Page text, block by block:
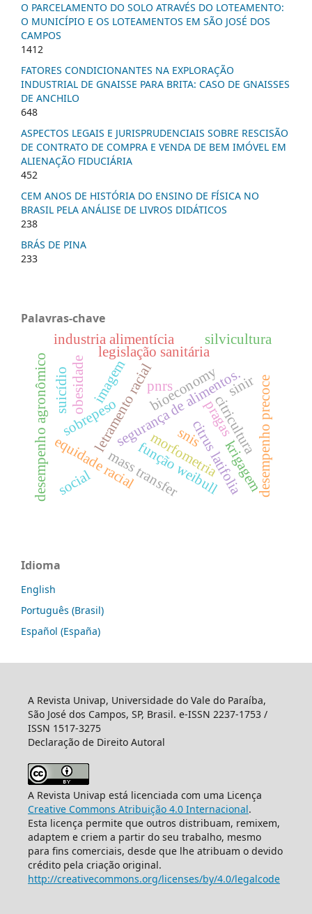
O PARCELAMENTO DO SOLO ATRAVÉS DO LOTEAMENTO:
O MUNICÍPIO E OS LOTEAMENTOS EM SÃO JOSÉ DOS
CAMPOS
1412
FATORES CONDICIONANTES NA EXPLORAÇÃO
INDUSTRIAL DE GNAISSE PARA BRITA: CASO DE GNAISSES
DE ANCHILO
648
ASPECTOS LEGAIS E JURISPRUDENCIAIS SOBRE RESCISÃO
DE CONTRATO DE COMPRA E VENDA DE BEM IMÓVEL EM
ALIENAÇÃO FIDUCIÁRIA
452
CEM ANOS DE HISTÓRIA DO ENSINO DE FÍSICA NO
BRASIL PELA ANÁLISE DE LIVROS DIDÁTICOS
238
BRÁS DE PINA
233
Palavras-chave
equidade racial
letramento racial
segurança de alimentos.
legislação sanitária
citrus latifolia
citriculturadesempenho precoce
desempenho agronômico pragas
morfometria
função weibull
silvicultura
sobrepeso
obesidade
krigagem
industria alimentícia
bioeconomy
mass transfer
pnrs
snis
sinir
imagem
social
suicídio
Idioma
English
Português (Brasil)
Español (España)
A Revista Univap, Universidade do Vale do Paraíba,
São José dos Campos, SP, Brasil. e-ISSN 2237-1753 /
ISSN 1517-3275
Declaração de Direito Autoral
A Revista Univap está licenciada com uma Licença
Creative Commons Atribuição 4.0 Internacional.
Esta licença permite que outros distribuam, remixem,
adaptem e criem a partir do seu trabalho, mesmo
para fins comerciais, desde que lhe atribuam o devido
crédito pela criação original.
http://creativecommons.org/licenses/by/4.0/legalcode